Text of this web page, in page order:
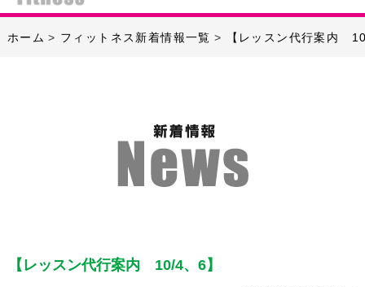
ホーム フィットネス新着情報一覧 【レッスン代行案内
【レッスン代行案内 10/4、6】